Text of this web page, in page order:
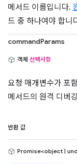
메서드 이름입니다.
드 중 하나여야 합니
commandParams
객체 선택사항
요청 매개변수가 포
메서드의 원격 디버
반환 값
Promise<object |